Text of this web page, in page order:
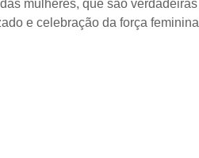
mulheres, que são
e celebração da força